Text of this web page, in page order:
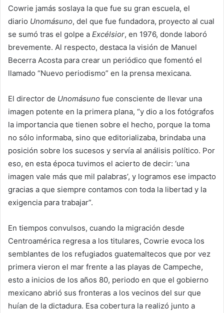
Cowrie jamás soslaya la que fue su gran escuela, el
diario Unomásuno, del que fue fundadora, proyecto al cual
se sumó tras el golpe a Excélsior, en 1976, donde laboró
brevemente. Al respecto, destaca la visión de Manuel
Becerra Acosta para crear un periódico que fomentó el
llamado “Nuevo periodismo” en la prensa mexicana.
El director de Unomásuno fue consciente de llevar una
imagen potente en la primera plana, “y dio a los fotógrafos
la importancia que tienen sobre el hecho, porque la toma
no sólo informaba, sino que editorializaba, brindaba una
posición sobre los sucesos y servía al análisis político. Por
eso, en esta época tuvimos el acierto de decir: ‘una
imagen vale más que mil palabras’, y logramos ese impacto
gracias a que siempre contamos con toda la libertad y la
exigencia para trabajar”.
En tiempos convulsos, cuando la migración desde
Centroamérica regresa a los titulares, Cowrie evoca los
semblantes de los refugiados guatemaltecos que por vez
primera vieron el mar frente a las playas de Campeche,
esto a inicios de los años 80, periodo en que el gobierno
mexicano abrió sus fronteras a los vecinos del sur que
huían de la dictadura. Esa cobertura la realizó junto a